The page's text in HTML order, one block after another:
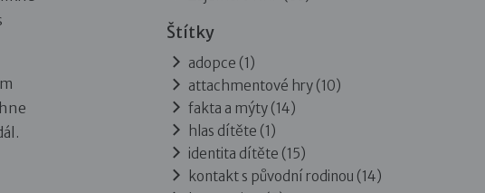
Štítky
adopce (1)
attachmentové hry (10)
fakta a mýty (14)
hlas dítěte (1)
identita dítěte (15)
kontakt s původní rodinou (14)